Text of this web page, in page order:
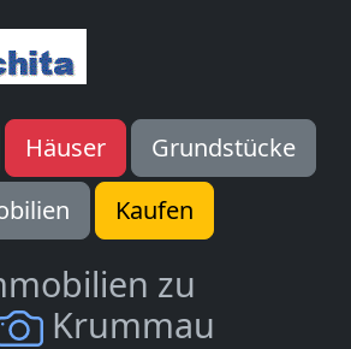
Häuser
Grundstücke
Kaufen
zu
Krummau